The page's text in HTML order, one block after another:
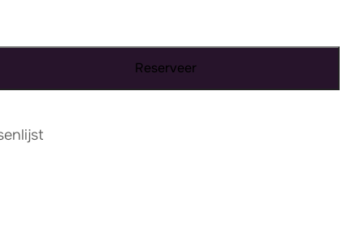
Reserveer